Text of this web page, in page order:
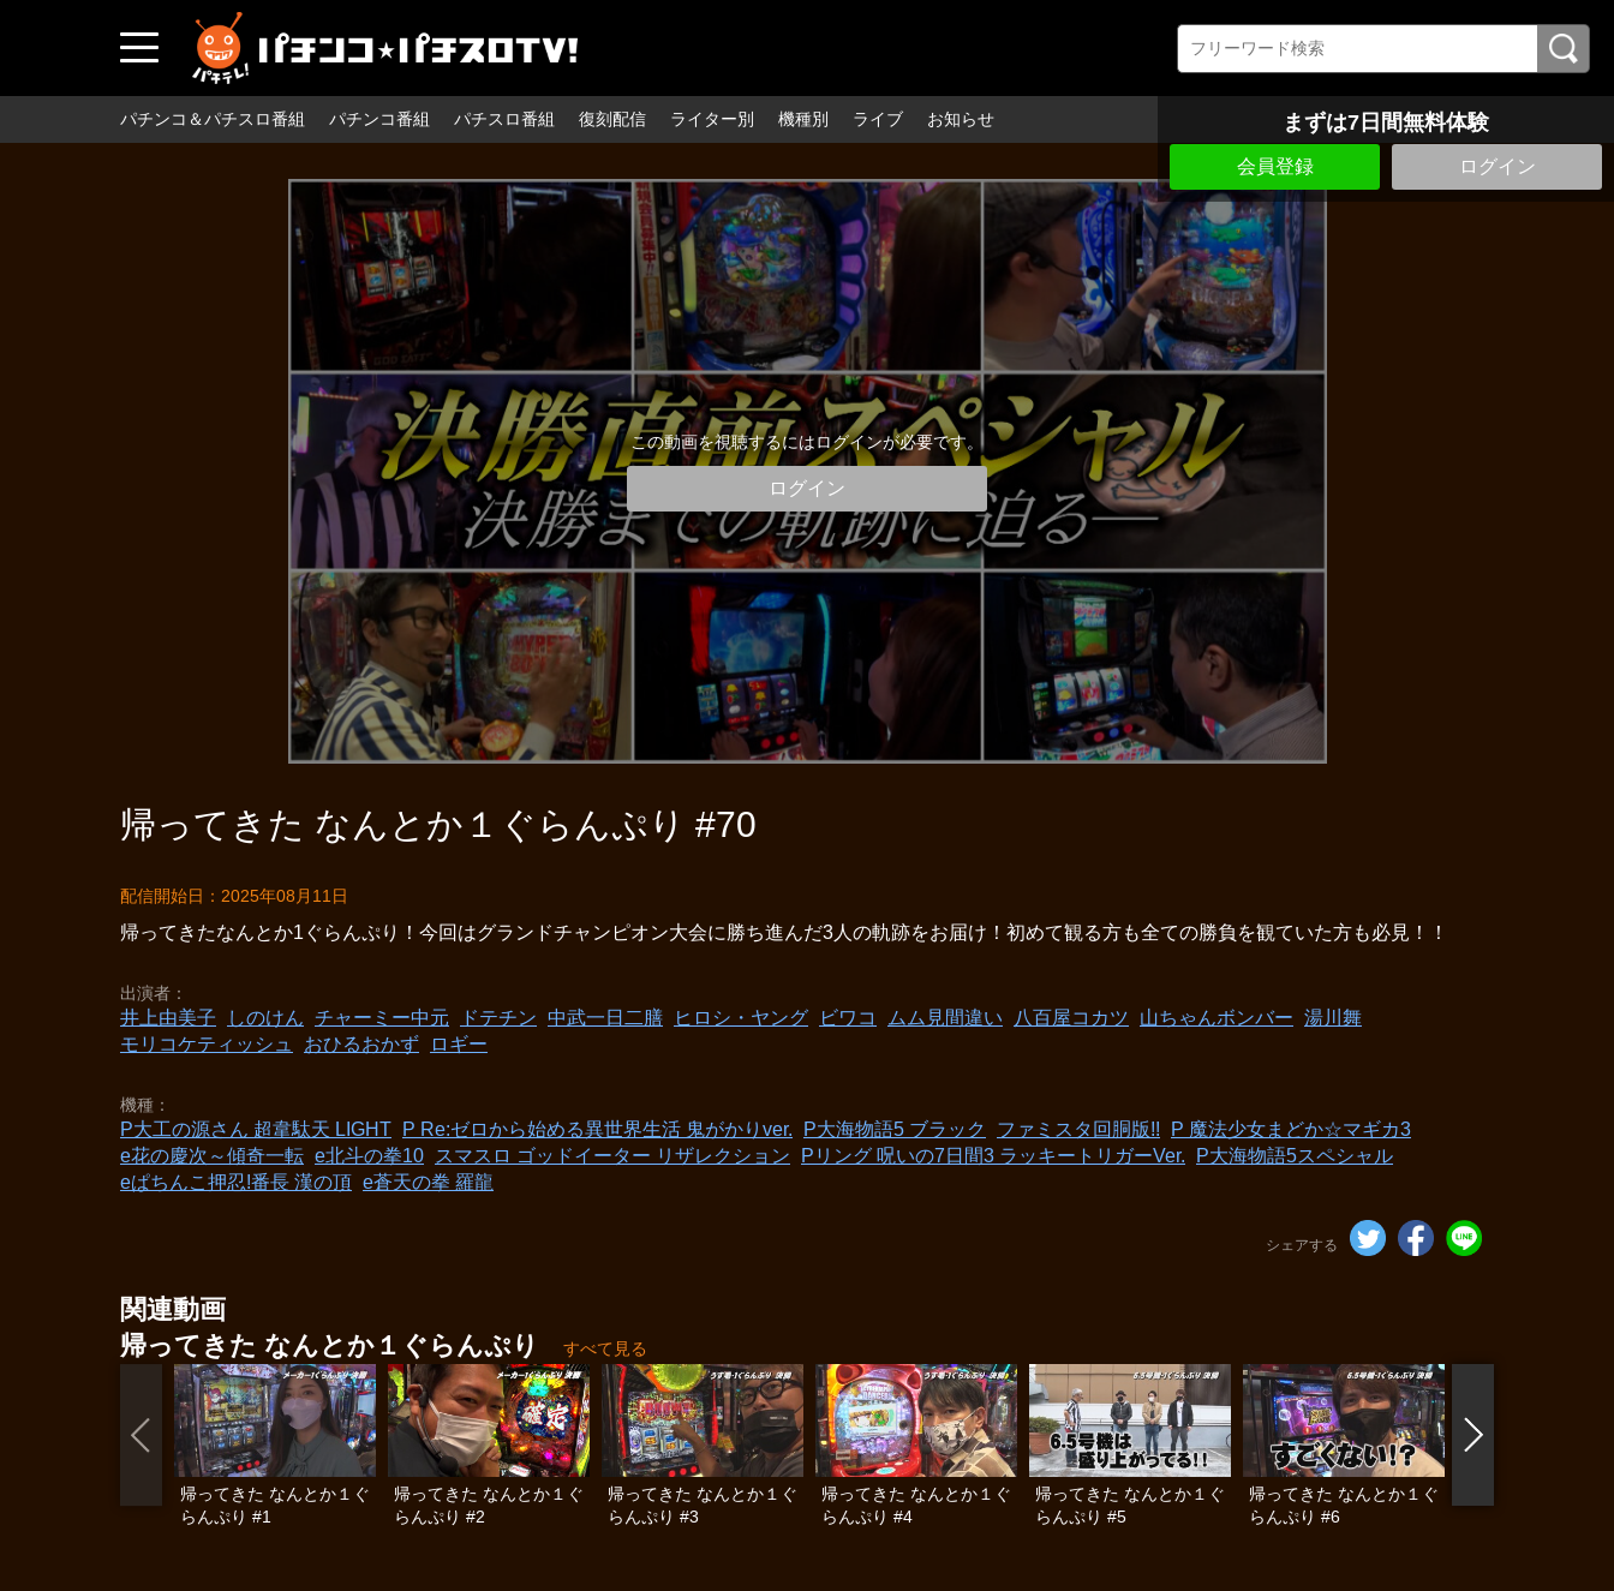
パチンコ＆パチスロ番組 パチンコ番組 パチスロ番組 復刻配信 ライター別 機種別 ライブ お知らせ まずは7日間無料体験
会員登録 ログイン
この動画を視聴するにはログインが必要です。
ログイン
帰ってきた なんとか１ぐらんぷり #70
配信開始日：2025年08月11日
帰ってきたなんとか1ぐらんぷり！今回はグランドチャンピオン大会に勝ち進んだ3人の軌跡をお届け！初めて観る方も全ての勝負を観ていた方も必見！！
出演者
井上由美子 しのけん チャーミー中元 ドテチン 中武一日二膳 ヒロシ・ヤング ビワコ ムム見間違い 八百屋コカツ 山ちゃんボンバー 湯川舞
モリコケティッシュ
おひるおかず ロギー
機種
P大工の源さん 超韋駄天 LIGHT P Re:ゼロから始める異世界生活 鬼がかりver. P大海物語5 ブラック ファミスタ回胴版!!
P 魔法少女まどか☆マギカ3
e花の慶次～傾奇一転 e北斗の拳10 スマスロ ゴッドイーター リザレクション Pリング 呪いの7日間3 ラッキートリガーVer.
P大海物語5スペシャル
eぱちんこ押忍!番長 漢の頂 e蒼天の拳 羅龍
シェアする
関連動画
帰ってきた なんとか１ぐらんぷり
すべて見る
帰ってきた なんとか１ぐ
らんぷり #1
帰ってきた なんとか１ぐ
らんぷり #2
帰ってきた なんとか１ぐ
らんぷり #3
帰ってきた なんとか１ぐ
らんぷり #4
帰ってきた なんとか１ぐ
らんぷり #5
帰ってきた なんとか１ぐ
らんぷり #6